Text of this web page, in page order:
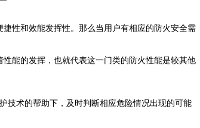
性和效能发挥性。那么当用户有相应的防火安全需
能的发挥，也就代表这一门类的防火性能是较其他
术的帮助下，及时判断相应危险情况出现的可能